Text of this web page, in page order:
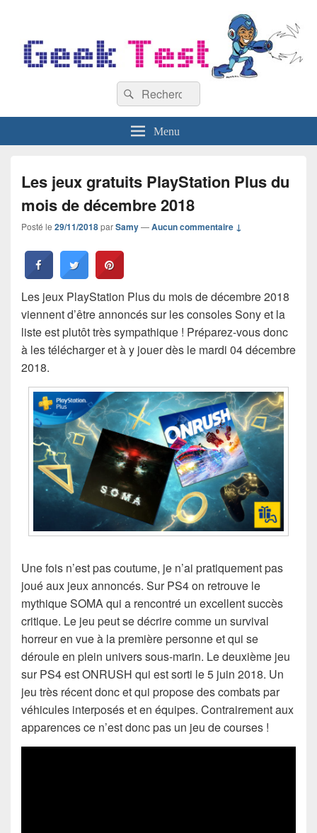
Recherche :
Rechercher
Menu
Les jeux gratuits PlayStation Plus du
mois de décembre 2018
Posté le 29/11/2018parSamy—Aucun commentaire ↓
Les jeux PlayStation Plus du mois de décembre 2018
viennent d’être annoncés sur les consoles Sony et la
liste est plutôt très sympathique ! Préparez-vous donc
à les télécharger et à y jouer dès le mardi 04 décembre
2018.
Une fois n’est pas coutume, je n’ai pratiquement pas
joué aux jeux annoncés. Sur PS4 on retrouve le
mythique SOMA qui a rencontré un excellent succès
critique. Le jeu peut se décrire comme un survival
horreur en vue à la première personne et qui se
déroule en plein univers sous-marin. Le deuxième jeu
sur PS4 est ONRUSH qui est sorti le 5 juin 2018. Un
jeu très récent donc et qui propose des combats par
véhicules interposés et en équipes. Contrairement aux
apparences ce n’est donc pas un jeu de courses !